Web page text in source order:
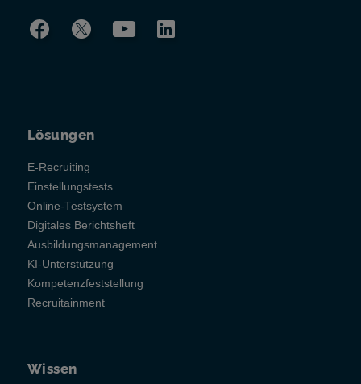
Lösungen
E-Recruiting
Einstellungstests
Online-Testsystem
Digitales Berichtsheft
Ausbildungsmanagement
KI-Unterstützung
Kompetenzfeststellung
Recruitainment
Wissen